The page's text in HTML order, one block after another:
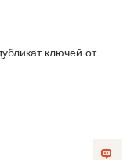
ключей от